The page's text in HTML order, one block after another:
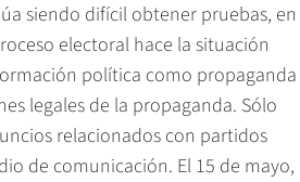
siendo difícil obtener pruebas, en
electoral hace la situación
política como propaganda
legales de la propaganda. Sólo
relacionados con partidos
de comunicación. El 15 de mayo,